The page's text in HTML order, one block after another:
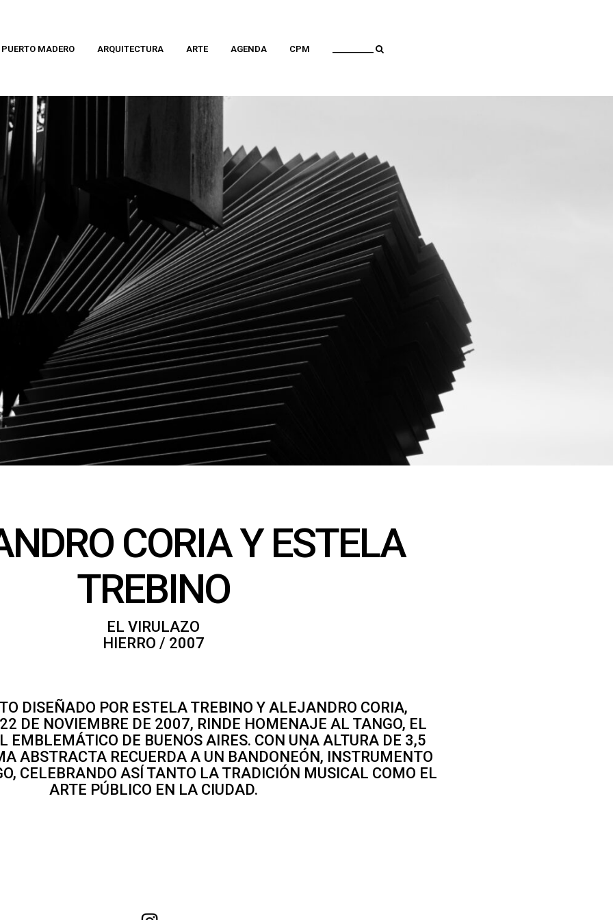
PUERTO MADERO ARQUITECTURA ARTE AGENDA CPM __________
CORIA Y ESTELA
TREBINO
EL VIRULAZO
HIERRO / 2007
DISEÑADO POR ESTELA TREBINO Y ALEJANDRO CORIA,
DE NOVIEMBRE DE 2007, RINDE HOMENAJE AL TANGO, EL
EMBLEMÁTICO DE BUENOS AIRES. CON UNA ALTURA DE 3,5
ABSTRACTA RECUERDA A UN BANDONEÓN, INSTRUMENTO
CELEBRANDO ASÍ TANTO LA TRADICIÓN MUSICAL COMO EL
ARTE PÚBLICO EN LA CIUDAD.